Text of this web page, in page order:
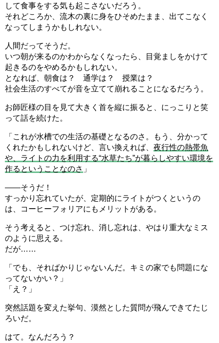
して食事をする気も起こさないだろう。
それどころか、流木の裏に身をひそめたまま、出てこなく
なってしまうかもしれない。
人間だってそうだ。
いつ朝が来るのかわからなくなったら、目覚ましをかけて
起きるのをやめるかもしれない。
となれば、朝食は？ 通学は？ 授業は？
社会生活のすべてが音を立てて崩れることになるだろう。
お師匠様の目を見て大きく首を縦に振ると、にっこりと笑
って話を続けた。
「これが水槽での生活の基礎となるのさ。もう、分かって
くれたかもしれないけど、言い換えれば、 夜行性の熱帯魚
や、ライトの力を利用する“水草たち”が暮らしやすい環境を
作るということなのさ 」
――そうだ！
すっかり忘れていたが、定期的にライトがつくというの
は、コーヒーフォリアにもメリットがある。
そう考えると、つけ忘れ、消し忘れは、やはり重大なミス
のように思える。
だが……
「でも、そればかりじゃないんだ。キミの家でも問題にな
ってないかい？」
「え？」
突然話題を変えた挙句、漠然とした質問が飛んできてたじ
ろいだ。
はて。なんだろう？